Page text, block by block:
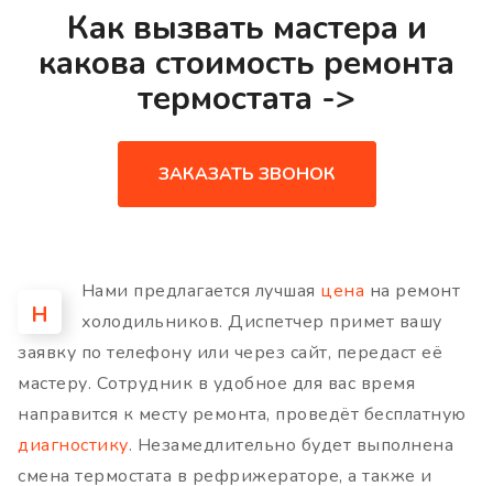
Как вызвать мастера и
какова стоимость ремонта
термостата ->
ЗАКАЗАТЬ ЗВОНОК
Н
Нами предлагается лучшая цена на ремонт
холодильников. Диспетчер примет вашу
заявку по телефону или через сайт, передаст её
мастеру. Сотрудник в удобное для вас время
направится к месту ремонта, проведёт бесплатную
диагностику. Незамедлительно будет выполнена
смена термостата в рефрижераторе, а также и